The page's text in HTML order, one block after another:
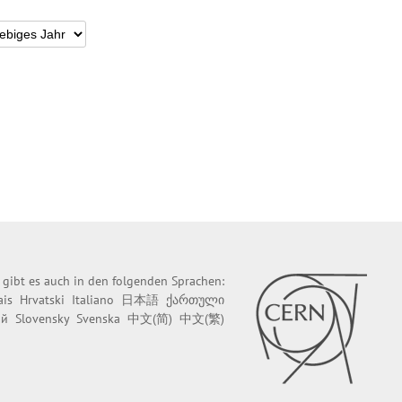
gibt es auch in den folgenden Sprachen:
Hrvatski Italiano 日本語 ქართული
Slovensky Svenska 中文(简) 中文(繁)